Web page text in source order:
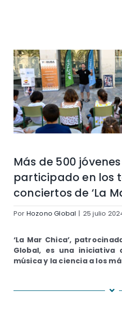
Más de 500
participado en los
conciertos de ‘La
Por Hozono Global | 25 julio
‘La Mar Chica’,
Global, es una iniciativa
música y la ciencia a los